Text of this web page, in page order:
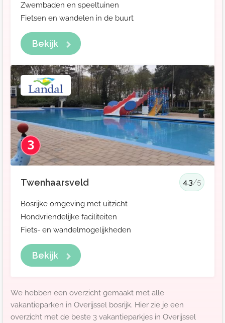
Zwembaden en speeltuinen
Fietsen en wandelen in de buurt
Bekijk
3
Twenhaarsveld 4.3/5
Bosrijke omgeving met uitzicht
Hondvriendelijke faciliteiten
Fiets- en wandelmogelijkheden
Bekijk
We hebben een overzicht gemaakt met alle
vakantieparken in Overijssel bosrijk. Hier zie je een
overzicht met de beste 3 vakantieparkjes in Overijssel